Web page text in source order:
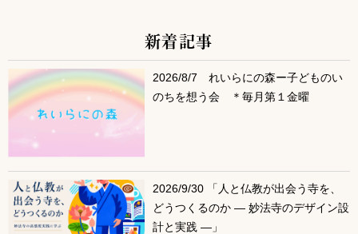
サブコンテンツ
新着記事
2026/8/7 れいらにの森ー子どものい
のちを想う会 ＊毎月第１金曜
2026/9/30 「人と仏教が出会う寺を、
どうつくるのか ― 妙法寺のデザイン設
計と実践 ―」